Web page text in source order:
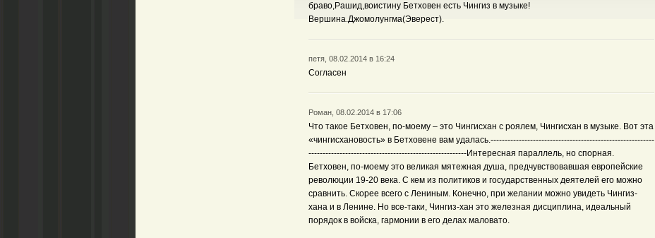
браво,Рашид,воистину Бетховен есть Чингиз в музыке!
Вершина.Джомолунгма(Эверест).
петя, 08.02.2014 в 16:24
Согласен
Роман, 08.02.2014 в 17:06
Что такое Бетховен, по-моему – это Чингисхан с роялем, Чингисхан в музыке. Вот эта
«чингисхановость» в Бетховене вам удалась.----------------------------------------------------------
--------------------------------------------------------Интересная параллель, но спорная.
Бетховен, по-моему это великая мятежная душа, предчувствовавшая европейские
революции 19-20 века. С кем из политиков и государственных деятелей его можно
сравнить. Скорее всего с Лениным. Конечно, при желании можно увидеть Чингиз-
хана и в Ленине. Но все-таки, Чингиз-хан это железная дисциплина, идеальный
порядок в войска, гармонии в его делах маловато.